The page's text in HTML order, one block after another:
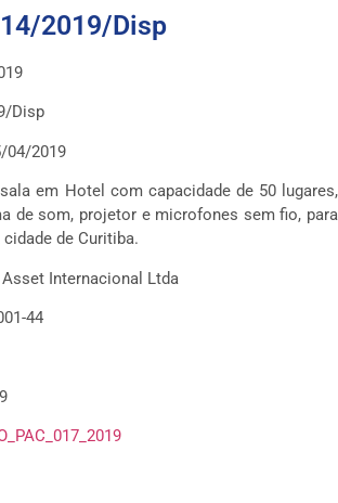
2019/Disp
Disp
04/2019
em Hotel com capacidade de 50 lugares,
de som, projetor e microfones sem fio, para
de Curitiba.
Internacional Ltda
44